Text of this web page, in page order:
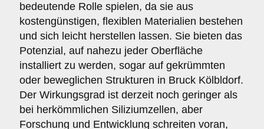
bedeutende Rolle spielen, da sie aus
kostengünstigen, flexiblen Materialien bestehen
und sich leicht herstellen lassen. Sie bieten das
Potenzial, auf nahezu jeder Oberfläche
installiert zu werden, sogar auf gekrümmten
oder beweglichen Strukturen in Bruck Kölbldorf.
Der Wirkungsgrad ist derzeit noch geringer als
bei herkömmlichen Siliziumzellen, aber
Forschung und Entwicklung schreiten voran,